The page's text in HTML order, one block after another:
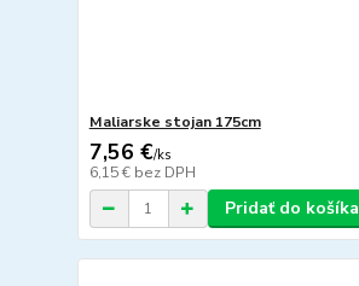
Maliarske stojan 175cm
7,56 €/ks
6,15 € bez DPH
Pridať do košíka